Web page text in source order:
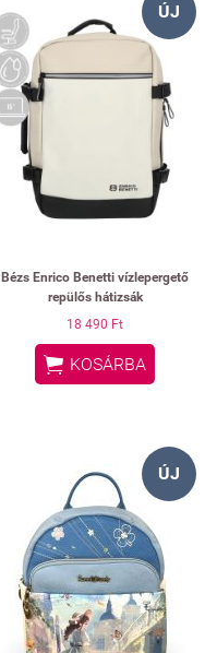
ÚJ
Bézs Enrico Benetti vízlepergető
repülős hátizsák
18 490 Ft
 KOSÁRBA
ÚJ